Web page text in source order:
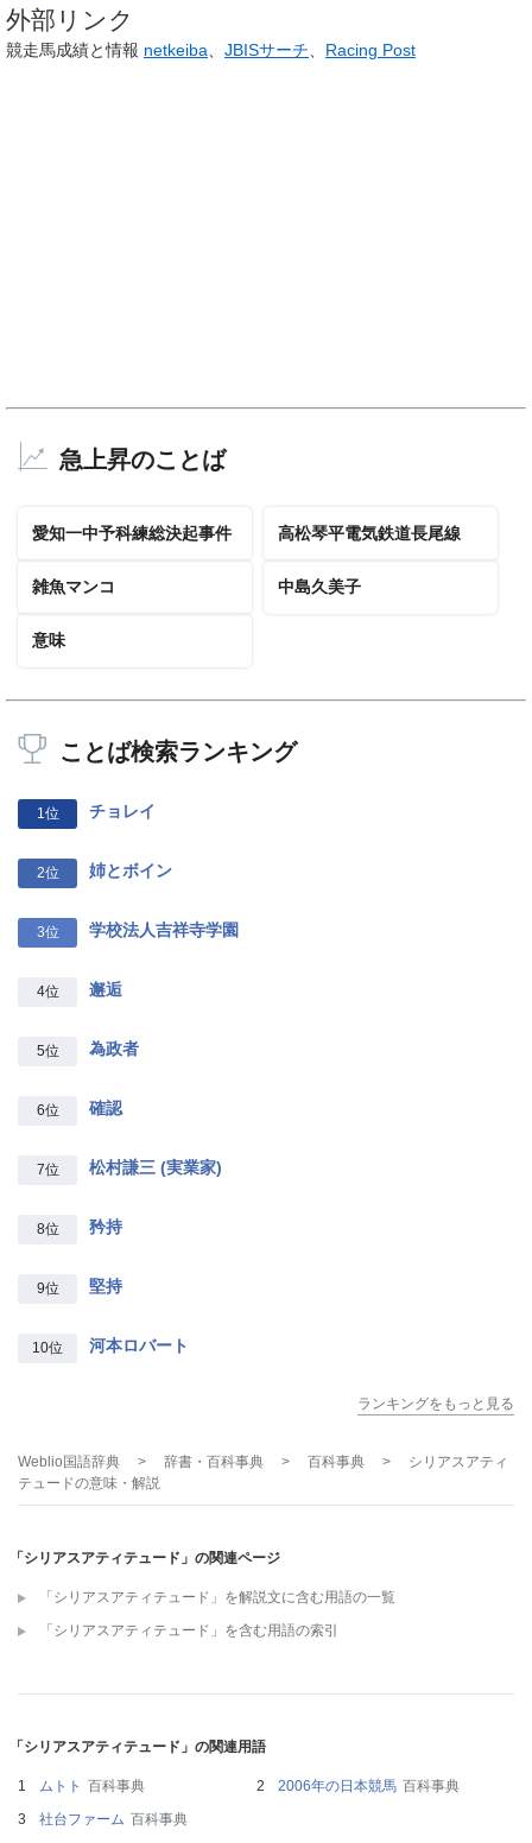
外部リンク
競走馬成績と情報 netkeiba JBISサーチ Racing Post
急上昇のことば
愛知一中予科練総決起事件 高松琴平電気鉄道長尾線
雑魚マンコ 中島久美子
意味
ことば検索ランキング
1位 チョレイ
2位 姉とボイン
3位 学校法人吉祥寺学園
4位 邂逅
5位 為政者
6位 確認
7位 松村謙三 (実業家)
8位 矜持
9位 堅持
10位 河本ロバート
ランキングをもっと見る
Weblio国語辞典 > 辞書・百科事典 > 百科事典 >
シリアスアティ
テュードの意味・解説
「シリアスアティテュード」の関連ページ
「シリアスアティテュード」を解説文に含む用語の一覧
「シリアスアティテュード」を含む用語の索引
「シリアスアティテュード」の関連用語
ムトト 百科事典 2006年の日本競馬 百科事典
社台ファーム 百科事典